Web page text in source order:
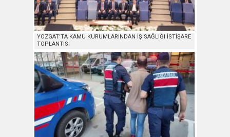
YOZGAT’TA KAMU KURUMLARINDAN İŞ SAĞLIĞI İSTİŞARE
TOPLANTISI